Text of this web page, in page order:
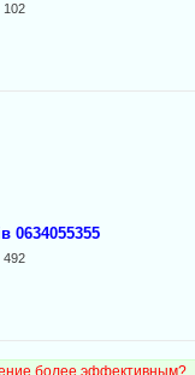
0634055355
более эффективным?